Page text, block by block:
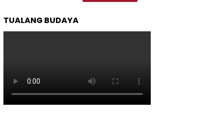
TUALANG BUDAYA